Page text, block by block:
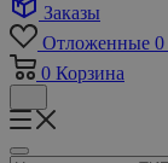
Заказы
Отложенные 0
0 Корзина